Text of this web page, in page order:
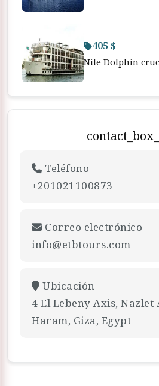
405 $
Nile Dolphin
Teléfono
+201021100873
Correo electrónico
info@etbtours.com
Ubicación
4 El Lebeny Axis,
Haram, Giza, Egypt